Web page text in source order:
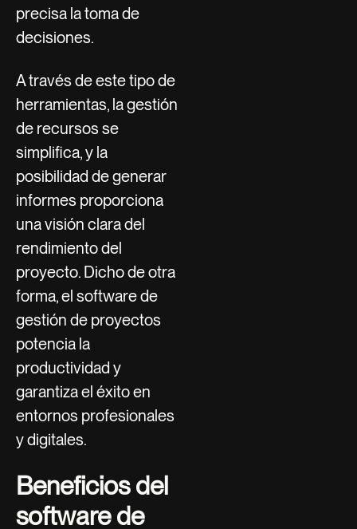
precisa la toma de
decisiones.
A través de este tipo de
herramientas, la gestión
de recursos se
simplifica, y la
posibilidad de generar
informes proporciona
una visión clara del
rendimiento del
proyecto. Dicho de otra
forma, el software de
gestión de proyectos
potencia la
productividad y
garantiza el éxito en
entornos profesionales
y digitales.
Beneficios del
software de